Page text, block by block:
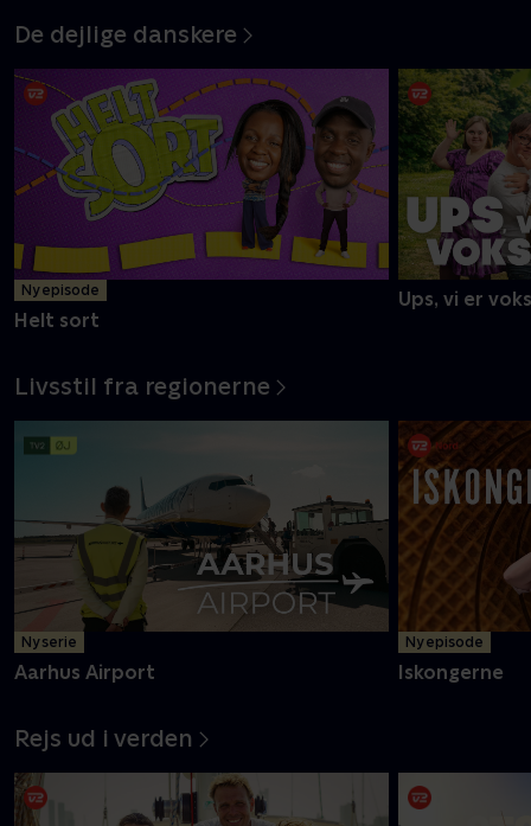
De dejlige danskere
Ny episode
Helt sort
Ups, vi er
Livsstil fra regionerne
Ny serie
Aarhus Airport
Ny episode
Iskongerne
Rejs ud i verden